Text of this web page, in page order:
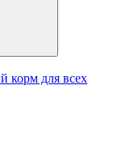
корм для всех